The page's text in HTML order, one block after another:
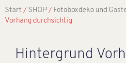
Start / SHOP / Fotoboxdeko und
Vorhang durchsichtig
Hintergrund